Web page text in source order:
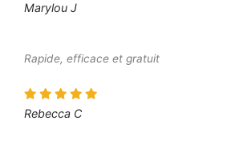
Marylou J
Rapide, efficace et gratuit
Rebecca C